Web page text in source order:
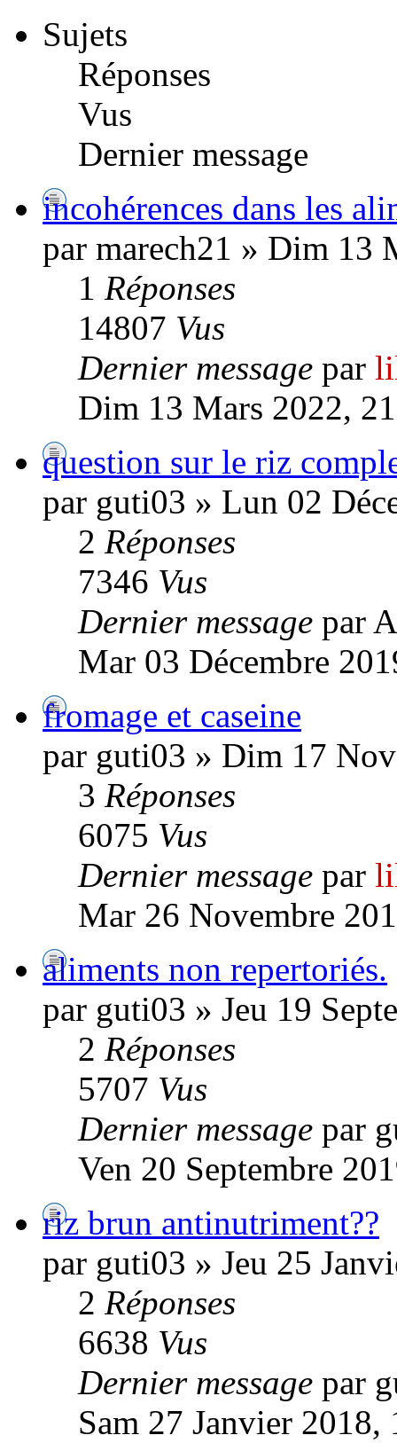
Sujets
Réponses
Vus
Dernier message
incohérences dans les
par marech21 » Dim 13
1 Réponses
14807 Vus
Dernier message par
Dim 13 Mars 2022,
question sur le riz
par guti03 » Lun 02
2 Réponses
7346 Vus
Dernier message par
Mar 03 Décembre
fromage et caseine
par guti03 » Dim 17
3 Réponses
6075 Vus
Dernier message par
Mar 26 Novembre
aliments non repertoriés.
par guti03 » Jeu 19
2 Réponses
5707 Vus
Dernier message par
Ven 20 Septembre
riz brun antinutriment??
par guti03 » Jeu 25
2 Réponses
6638 Vus
Dernier message par
Sam 27 Janvier 2018,